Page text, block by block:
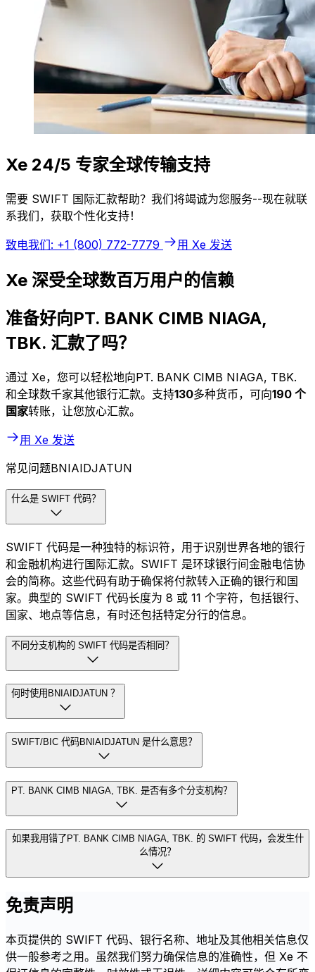
Xe 24/5 专家全球传输支持
需要 SWIFT 国际汇款帮助？我们将竭诚为您服务--现在就联
系我们，获取个性化支持！
致电我们: +1 (800) 772-7779 用 Xe 发送
Xe 深受全球数百万用户的信赖
准备好向PT. BANK CIMB NIAGA,
TBK. 汇款了吗？
通过 Xe，您可以轻松地向PT. BANK CIMB NIAGA, TBK.
和全球数千家其他银行汇款。支持130多种货币，可向190 个
国家转账，让您放心汇款。
用 Xe 发送
常见问题BNIAIDJATUN
什么是 SWIFT 代码？
SWIFT 代码是一种独特的标识符，用于识别世界各地的银行
和金融机构进行国际汇款。SWIFT 是环球银行间金融电信协
会的简称。这些代码有助于确保将付款转入正确的银行和国
家。典型的 SWIFT 代码长度为 8 或 11 个字符，包括银行、
国家、地点等信息，有时还包括特定分行的信息。
不同分支机构的 SWIFT 代码是否相同？
何时使用BNIAIDJATUN ？
SWIFT/BIC 代码BNIAIDJATUN 是什么意思？
PT. BANK CIMB NIAGA, TBK. 是否有多个分支机构？
如果我用错了PT. BANK CIMB NIAGA, TBK. 的 SWIFT 代码，会发生什
么情况？
免责声明
本页提供的 SWIFT 代码、银行名称、地址及其他相关信息仅
供一般参考之用。虽然我们努力确保信息的准确性，但 Xe 不